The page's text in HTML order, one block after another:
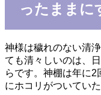
ったままに
神様は穢れのない清
ても清々しいのは、
らです。神棚は年に2
にホコリがついてい